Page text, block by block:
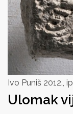
Ivo Puniš 2012.,
Ulomak